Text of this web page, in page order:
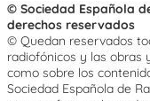
© Sociedad Española
derechos reservados
© Quedan reservados
radiofónicos y las obras
como sobre los
Sociedad Española de